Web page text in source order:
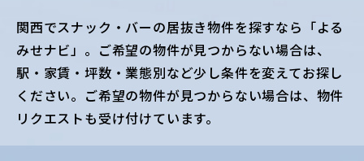
関西でスナック・バーの居抜き物件を探すなら「よる
みせナビ」。ご希望の物件が見つからない場合は、
駅・家賃・坪数・業態別など少し条件を変えてお探し
ください。ご希望の物件が見つからない場合は、物件
リクエストも受け付けています。